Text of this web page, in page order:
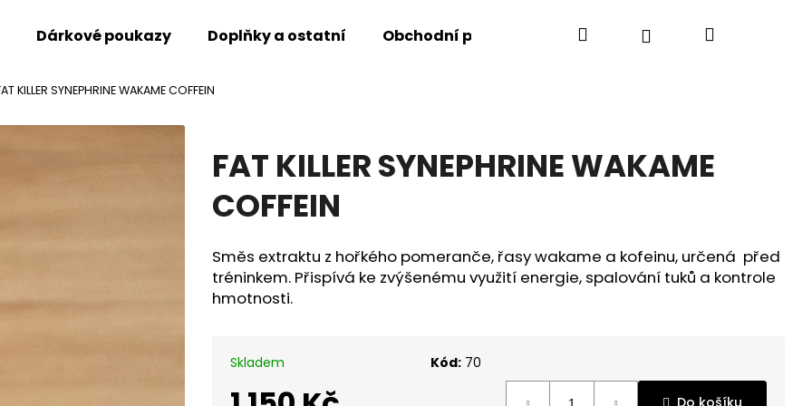
Dárkové poukazy Doplňky a ostatní Obchodní podmínky Kontakty
HledatPřihlášeníNákupní
KILLER SYNEPHRINE WAKAME COFFEIN
FAT KILLER SYNEPHRINE WAKAME
COFFEIN
Směs extraktu z hořkého pomeranče, řasy wakame a kofeinu, určená před
tréninkem. Přispívá ke zvýšenému využití energie, spalování tuků a kontrole
hmotnosti.
Skladem Kód: 70
Co potřebujete najít?
Hledat